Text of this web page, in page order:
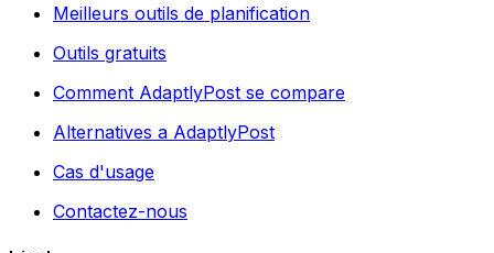
Meilleurs outils de planification
Outils gratuits
Comment AdaptlyPost se compare
Alternatives a AdaptlyPost
Cas d'usage
Contactez-nous